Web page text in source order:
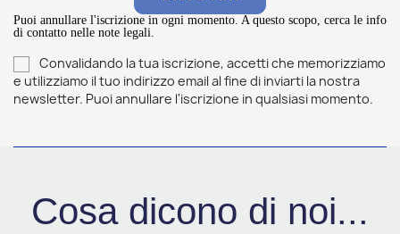
Puoi annullare l'iscrizione in ogni momento. A questo scopo, cerca le info
di contatto nelle note legali.
Convalidando la tua iscrizione, accetti che memorizziamo
e utilizziamo il tuo indirizzo email al fine di inviarti la nostra
newsletter. Puoi annullare l'iscrizione in qualsiasi momento.
Cosa dicono di noi...